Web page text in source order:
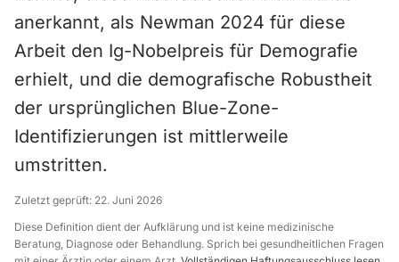
anerkannt, als Newman 2024 für diese
Arbeit den Ig-Nobelpreis für Demografie
erhielt, und die demografische Robustheit
der ursprünglichen Blue-Zone-
Identifizierungen ist mittlerweile
umstritten.
Zuletzt geprüft: 22. Juni 2026
Diese Definition dient der Aufklärung und ist keine medizinische
Beratung, Diagnose oder Behandlung. Sprich bei gesundheitlichen Fragen